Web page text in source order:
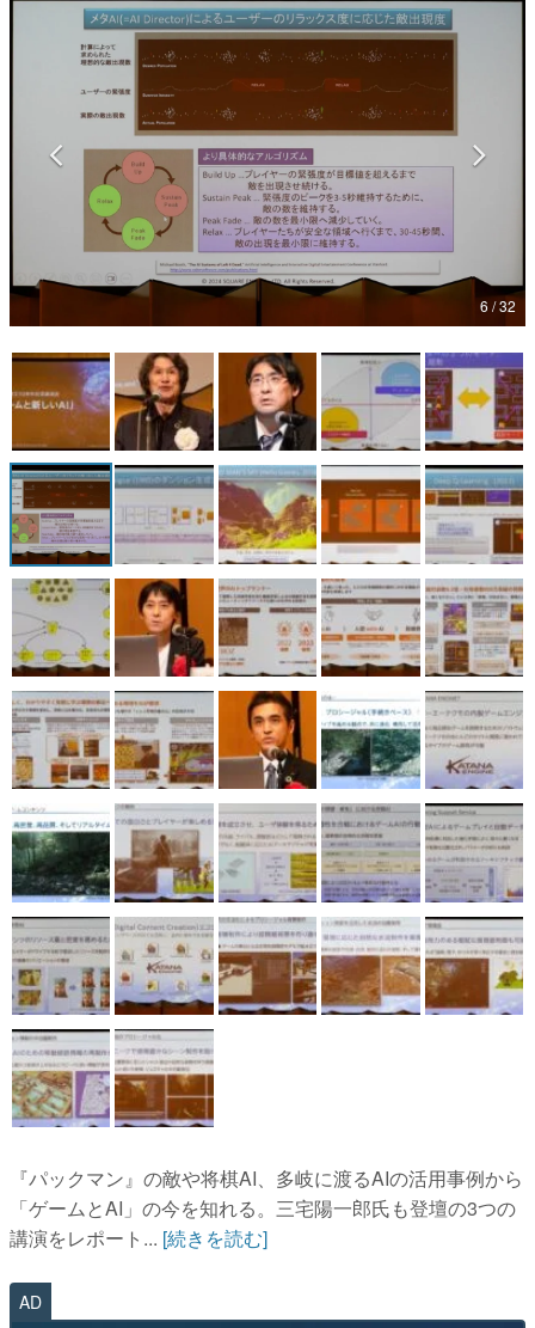
です。
ゲームが変えた日本語
「経験値」「裏技」「ラスボス」… ゲームにまつわる言葉
の起源や用法の変遷を、コンピューター文化史研究家・タ
イニーP氏が徹底調査。
カテゴリ
特集記事
アプリレビュー
その他
電ファミニコゲーマーとは？
運営：株式会社マレ
6 / 32
『パックマン』の敵や将棋AI、多岐に渡るAIの活用事例から
「ゲームとAI」の今を知れる。三宅陽一郎氏も登壇の3つの
講演をレポート... [続きを読む]
AD